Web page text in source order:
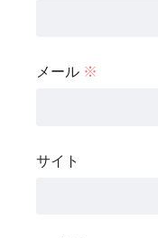
メール ※
サイト